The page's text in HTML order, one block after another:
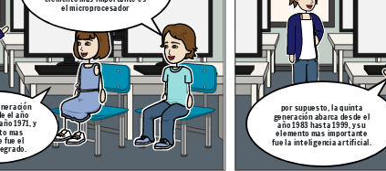
el año
1971, y
mas
fue el
el microprocesador
por supuesto, la quinta
generación abarca desde el
año 1983 hasta 1999, y su
elemento mas importante
fue la inteligencia artificial.